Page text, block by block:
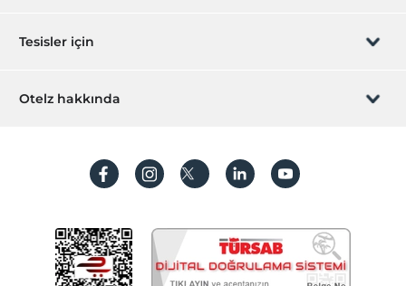
Sıkça sorulan sorular
İşlem rehberi
Hediye Kart
Hesap oluştur
Tesisler için
Hemen tesisinizi ekleyin
Otelz hakkında
Koşullar ve şartlar